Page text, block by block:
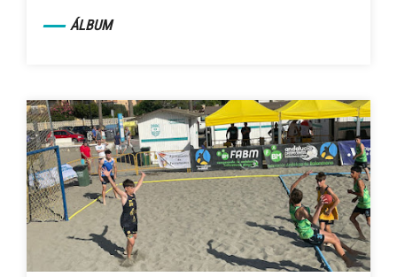
ÁLBUM